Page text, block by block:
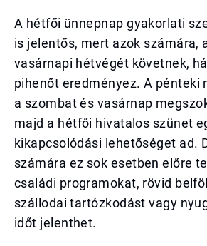
A hétfői ünnepnap gyakorlati
is jelentős, mert azok számára,
vasárnapi hétvégét követnek,
pihenőt eredményez. A pénteki
a szombat és vasárnap
majd a hétfői hivatalos szünet
kikapcsolódási lehetőséget ad.
számára ez sok esetben előre
családi programokat, rövid
szállodai tartózkodást vagy
időt jelenthet.